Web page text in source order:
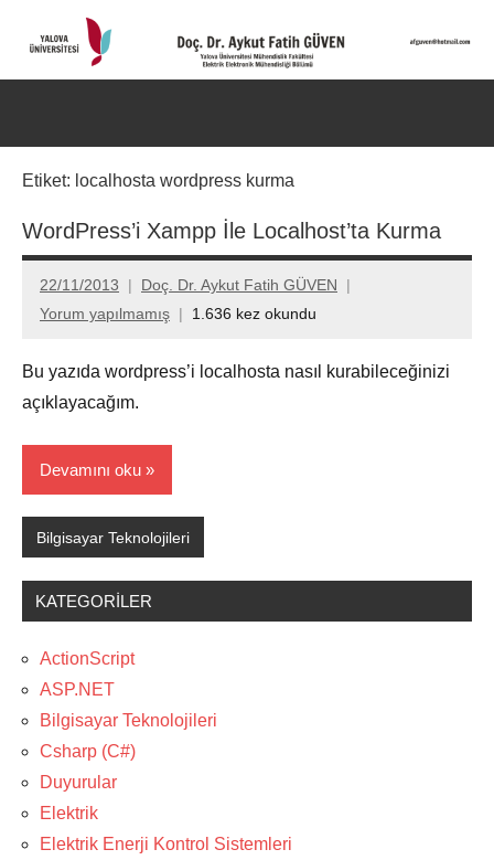
Dr.
Aykut
Fatih
GÜVEN-
World's
top
2%
scientists
2025
Sitesi
Etiket: localhosta wordpress kurma
WordPress’i Xampp İle Localhost’ta Kurma
22/11/2013
Doç. Dr. Aykut Fatih GÜVEN
Yorum yapılmamış
1.636 kez okundu
Bu yazıda wordpress’i localhosta nasıl kurabileceğinizi
açıklayacağım.
Devamını oku
Bilgisayar Teknolojileri
KATEGORILER
ActionScript
ASP.NET
Bilgisayar Teknolojileri
Csharp (C#)
Duyurular
Elektrik
Elektrik Enerji Kontrol Sistemleri